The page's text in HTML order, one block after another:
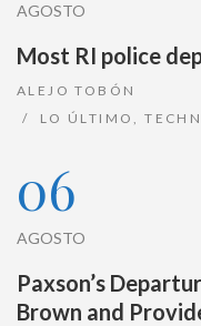
AGOSTO
Most RI police
ALEJO TOBÓN
LO ÚLTIMO
,
06
AGOSTO
Paxson’s
Brown and